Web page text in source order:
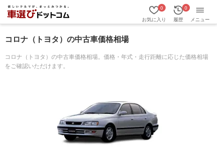
お気に入り
0
履歴
0
メニュー
コロナ（トヨタ）の中古車価格相場
コロナ（トヨタ）の中古車価格相場。価格・年式・走行距離に応じた価格相場
をご確認いただけます。